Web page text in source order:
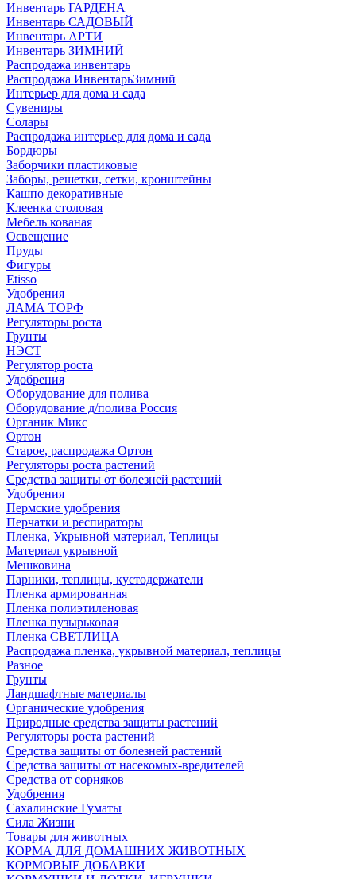
Инвентарь ГАРДЕНА
Инвентарь САДОВЫЙ
Инвентарь АРТИ
Инвентарь ЗИМНИЙ
Распродажа инвентарь
Распродажа ИнвентарьЗимний
Интерьер для дома и сада
Сувениры
Солары
Распродажа интерьер для дома и сада
Бордюры
Заборчики пластиковые
Заборы, решетки, сетки, кронштейны
Кашпо декоративные
Клеенка столовая
Мебель кованая
Освещение
Пруды
Фигуры
Etisso
Удобрения
ЛАМА ТОРФ
Регуляторы роста
Грунты
НЭСТ
Регулятор роста
Удобрения
Оборудование для полива
Оборудование д/полива Россия
Органик Микс
Ортон
Старое, распродажа Ортон
Регуляторы роста растений
Средства защиты от болезней растений
Удобрения
Пермские удобрения
Перчатки и респираторы
Пленка, Укрывной материал, Теплицы
Материал укрывной
Мешковина
Парники, теплицы, кустодержатели
Пленка армированная
Пленка полиэтиленовая
Пленка пузырьковая
Пленка СВЕТЛИЦА
Распродажа пленка, укрывной материал, теплицы
Разное
Грунты
Ландшафтные материалы
Органические удобрения
Природные средства защиты растений
Регуляторы роста растений
Средства защиты от болезней растений
Средства защиты от насекомых-вредителей
Средства от сорняков
Удобрения
Сахалинские Гуматы
Сила Жизни
Товары для животных
КОРМА ДЛЯ ДОМАШНИХ ЖИВОТНЫХ
КОРМОВЫЕ ДОБАВКИ